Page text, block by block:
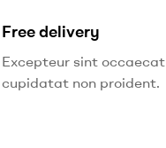
Free delivery
Excepteur sint occaecat
cupidatat non proident.